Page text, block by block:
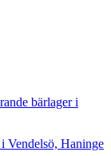
bärlager i
Vendelsö, Haninge